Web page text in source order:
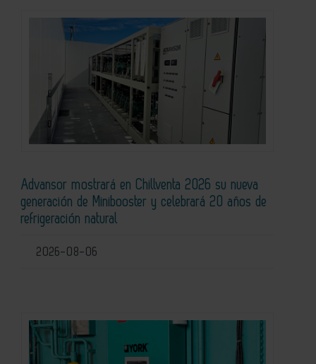
Advansor mostrará en Chillventa 2026 su nueva
generación de Minibooster y celebrará 20 años de
refrigeración natural
2026-08-06